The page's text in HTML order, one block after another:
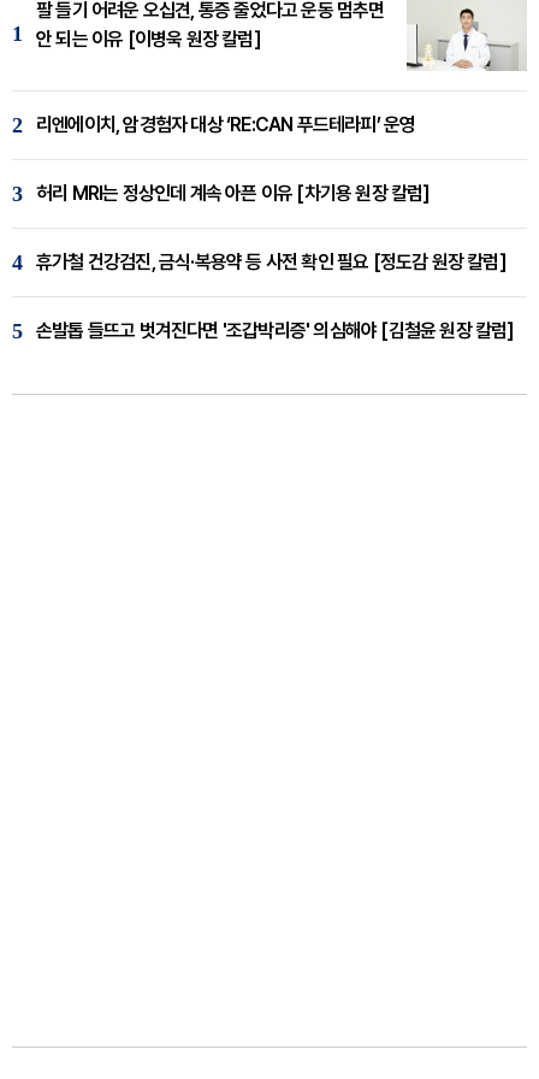
1
팔 들기 어려운 오십견, 통증 줄었다고 운동 멈추면
안 되는 이유 [이병욱 원장 칼럼]
2 리엔에이치, 암경험자 대상 ‘RE:CAN 푸드테라피’ 운영
3 허리 MRI는 정상인데 계속 아픈 이유 [차기용 원장 칼럼]
4 휴가철 건강검진, 금식·복용약 등 사전 확인 필요 [정도감 원장 칼럼]
5 손발톱 들뜨고 벗겨진다면 '조갑박리증' 의심해야 [김철윤 원장 칼럼]